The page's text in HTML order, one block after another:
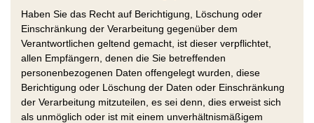
Haben Sie das Recht auf Berichtigung, Löschung oder
Einschränkung der Verarbeitung gegenüber dem
Verantwortlichen geltend gemacht, ist dieser verpflichtet,
allen Empfängern, denen die Sie betreffenden
personenbezogenen Daten offengelegt wurden, diese
Berichtigung oder Löschung der Daten oder Einschränkung
der Verarbeitung mitzuteilen, es sei denn, dies erweist sich
als unmöglich oder ist mit einem unverhältnismäßigem